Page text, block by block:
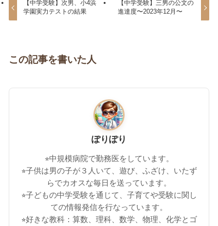
【中学受験】次男、小4浜
学園実力テストの結果
【中学受験】三男の公文の
進達度〜2023年12月〜
この記事を書いた人
ぽりぽり
⭐︎中規模病院で勤務医をしています。
⭐︎子供は男の子が３人いて、遊び、ふざけ、いたず
らでカオスな毎日を送っています。
⭐︎子どもの中学受験を通じて、子育てや受験に関し
ての情報発信を行なっています。
⭐︎好きな教科：算数、理科、数学、物理、化学とゴ